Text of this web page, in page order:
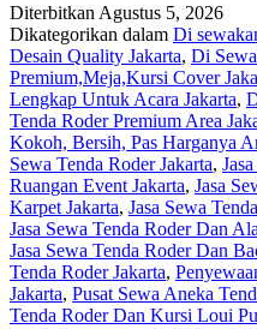
Diterbitkan Agustus 5, 2026
Dikategorikan dalam Di
Desain Quality Jakarta, Di
Premium,Meja,Kursi Cover
Lengkap Untuk Acara Jakarta,
Tenda Roder Premium Area
Kokoh, Bersih, Pas Harganya
Sewa Tenda Roder Jakarta,
Ruangan Event Jakarta, Jasa
Karpet Jakarta, Jasa Sewa
Jasa Sewa Tenda Roder Dan
Jasa Sewa Tenda Roder Dan
Tenda Roder Jakarta,
Jakarta, Pusat Sewa Aneka
Tenda Roder Dan Kursi Loui